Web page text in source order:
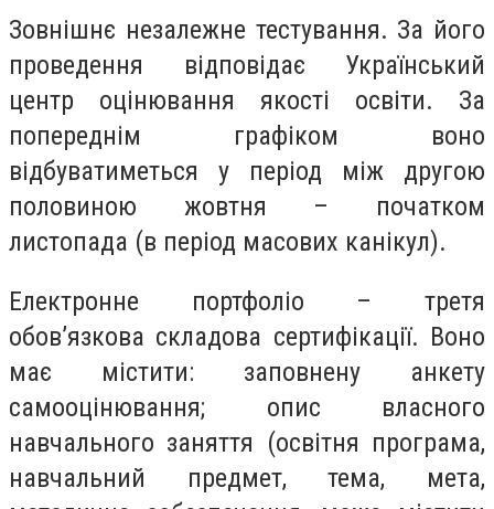
Зовнішнє незалежне тестування. За його
проведення відповідає Український
центр оцінювання якості освіти. За
попереднім графіком воно
відбуватиметься у період між другою
половиною жовтня – початком
листопада (в період масових канікул).
Електронне портфоліо – третя
обов’язкова складова сертифікації. Воно
має містити: заповнену анкету
самооцінювання; опис власного
навчального заняття (освітня програма,
навчальний предмет, тема, мета,